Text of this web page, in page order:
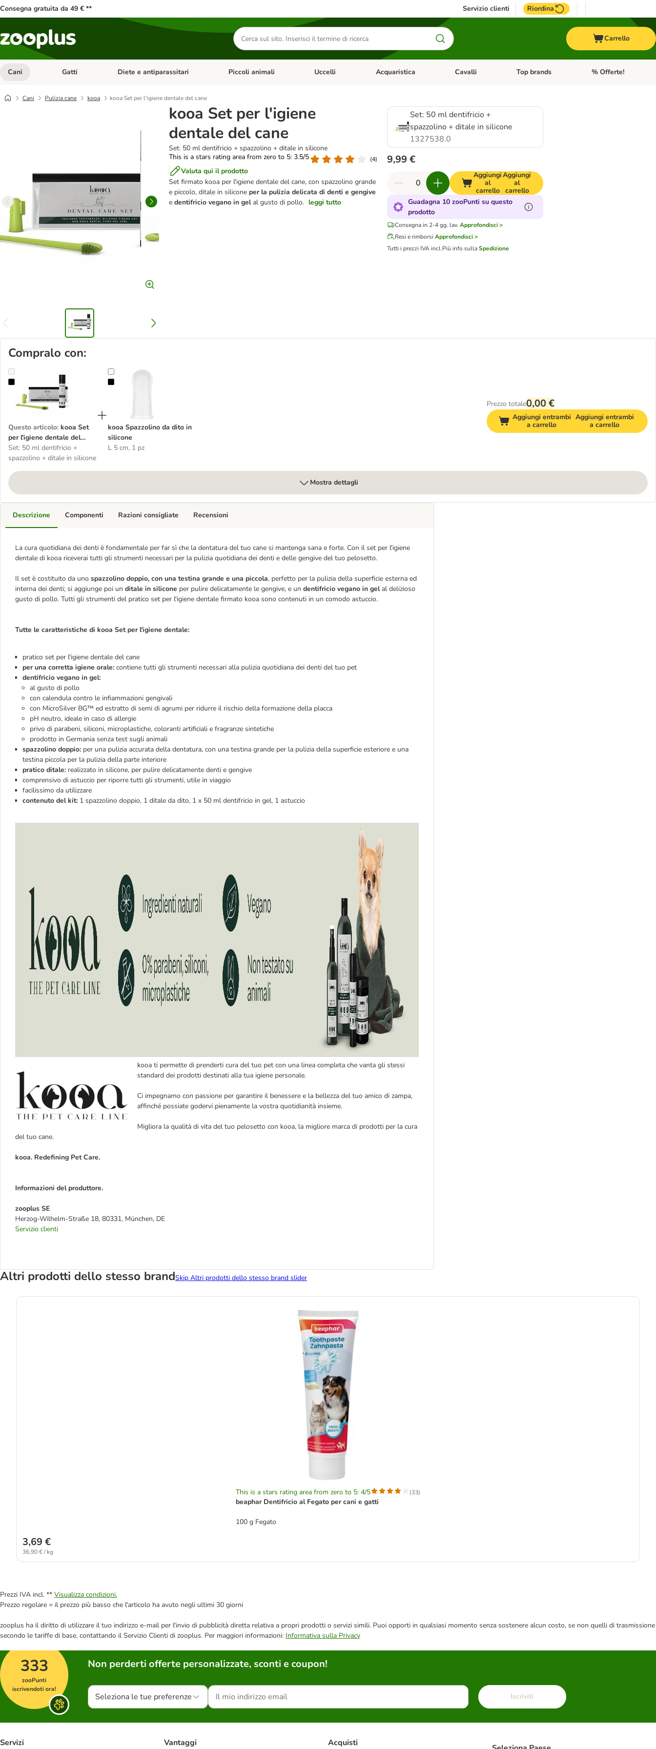
Consegna gratuita da 49 € ** Servizio clienti Riordina
Cerca
prodotti
Carrello
Cani Apri Menu Categoria: Cani
Gatti Apri Menu Categoria: Gatti
Diete e antiparassitari Apri Menu Categoria: Diete e antiparassitari
Piccoli animali Apri Menu Categoria: Piccoli animali
Uccelli Apri Menu Categoria: Uccelli
Acquaristica Apri Menu Categoria: Acquaristica
Cavalli Apri Menu Categoria: Cavalli
Top brands Apri Menu Categoria:
% Offerte!
Cani Pulizia cane kooa kooa Set per l'igiene dentale del cane
kooa Set per l'igiene
dentale del cane
Set: 50 ml dentifricio + spazzolino + ditale in silicone
This is a stars rating area from zero to 5: 3.5/5
(4)
Valuta qui il prodotto
Set firmato kooa per l'igiene dentale del cane, con spazzolino grande
e piccolo, ditale in silicone per la pulizia delicata di denti e gengive
edentifricio vegano in gelal gusto di pollo. leggi tutto
Set: 50 ml dentifricio +
spazzolino + ditale in silicone
1327538.0
9,99 €
Aggiungi
al
carrello
Aggiungi
al
carrello
Guadagna 10 zooPunti su questo
prodotto
Consegna in 2-4 gg. lav. Approfondisci >
Resi e rimborsi Approfondisci >
Tutti i prezzi IVA incl.Più info sullaSpedizione
Compralo con:
kooa Set per l'igiene dentale del cane
Questo articolo: kooa Set
per l'igiene dentale del
cane
Set: 50 ml dentifricio +
spazzolino + ditale in silicone
kooa Spazzolino da dito in silicone
kooa Spazzolino da dito in
silicone
L 5 cm, 1 pz
Prezzo totale0,00 €
Aggiungi entrambi
a carrello
Aggiungi entrambi
a carrello
Mostra dettagli
Descrizione
La cura quotidiana dei denti è fondamentale per far sì che la dentatura del tuo cane si mantenga sana e forte. Con il set per l'igiene
dentale di kooa riceverai tutti gli strumenti necessari per la pulizia quotidiana dei denti e delle gengive del tuo pelosetto.
Il set è costituito da uno spazzolino doppio, con una testina grande e una piccola, perfetto per la pulizia della superficie esterna ed
interna dei denti; si aggiunge poi un ditale in silicone per pulire delicatamente le gengive, e un dentifricio vegano in gelal delizioso
gusto di pollo. Tutti gli strumenti del pratico set per l'igiene dentale firmato kooa sono contenuti in un comodo astuccio.
Tutte le caratteristiche di kooa Set per l'igiene dentale:
pratico set per l'igiene dentale del cane
per una corretta igiene orale: contiene tutti gli strumenti necessari alla pulizia quotidiana dei denti del tuo pet
dentifricio vegano in gel:
al gusto di pollo
con calendula contro le infiammazioni gengivali
con MicroSilver BG™ ed estratto di semi di agrumi per ridurre il rischio della formazione della placca
pH neutro, ideale in caso di allergie
privo di parabeni, siliconi, microplastiche, coloranti artificiali e fragranze sintetiche
prodotto in Germania senza test sugli animali
spazzolino doppio: per una pulizia accurata della dentatura, con una testina grande per la pulizia della superficie esteriore e una
testina piccola per la pulizia della parte interiore
pratico ditale: realizzato in silicone, per pulire delicatamente denti e gengive
comprensivo di astuccio per riporre tutti gli strumenti, utile in viaggio
facilissimo da utilizzare
contenuto del kit: 1 spazzolino doppio, 1 ditale da dito, 1 x 50 ml dentifricio in gel, 1 astuccio
kooa ti permette di prenderti cura del tuo pet con una linea completa che vanta gli stessi
standard dei prodotti destinati alla tua igiene personale.
Ci impegnamo con passione per garantire il benessere e la bellezza del tuo amico di zampa,
affinché possiate godervi pienamente la vostra quotidianità insieme.
Migliora la qualità di vita del tuo pelosetto con kooa, la migliore marca di prodotti per la cura
del tuo cane.
kooa. Redefining Pet Care.
Informazioni del produttore.
zooplus SE
Herzog-Wilhelm-Straße 18, 80331, München, DE
Servizio clienti
Componenti Razioni consigliate Recensioni
Altri prodotti dello stesso brandSkip Altri prodotti dello stesso brand slider
This is a stars rating area from zero to 5: 4/5 (33)
beaphar Dentifricio al Fegato per cani e gatti
100 g Fegato
3,69 €
36,90 € / kg
Prezzi IVA incl. ** Visualizza condizioni.
Prezzo regolare = il prezzo più basso che l'articolo ha avuto negli ultimi 30 giorni
zooplus ha il diritto di utilizzare il tuo indirizzo e-mail per l'invio di pubblicità diretta relativa a propri prodotti o servizi simili. Puoi opporti in qualsiasi momento senza sostenere alcun costo, se non quelli di trasmissione
secondo le tariffe di base, contattando il Servizio Clienti di zooplus. Per maggiori informazioni: Informativa sulla Privacy
333
zooPunti
iscrivendoti ora!
Non perderti offerte personalizzate, sconti e coupon!
Seleziona le tue preferenze Iscriviti
Servizi Vantaggi Acquisti